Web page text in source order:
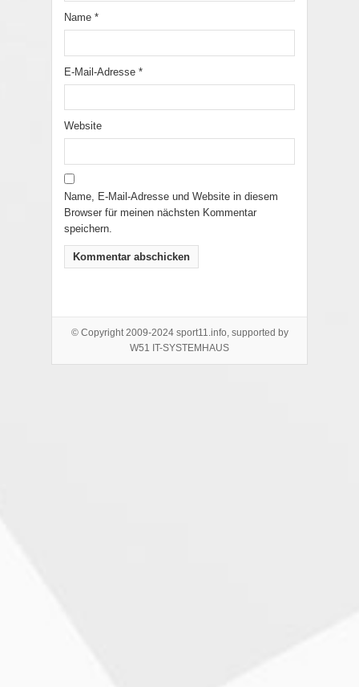
Name *
E-Mail-Adresse *
Website
Name, E-Mail-Adresse und Website in diesem
Browser für meinen nächsten Kommentar
speichern.
© Copyright 2009-2024 sport11.info, supported by
W51 IT-SYSTEMHAUS